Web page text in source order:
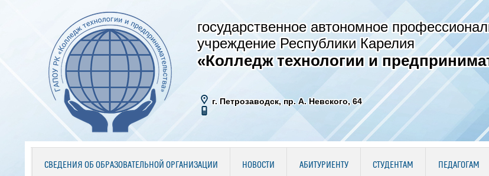
государственное автономное
учреждение Республики Карелия
«Колледж технологии и
г. Петрозаводск, пр. А. Невского, 64
СВЕДЕНИЯ ОБ ОБРАЗОВАТЕЛЬНОЙ ОРГАНИЗАЦИИ НОВОСТИ АБИТУРИЕНТУ СТУДЕНТАМ ПЕДАГОГАМ